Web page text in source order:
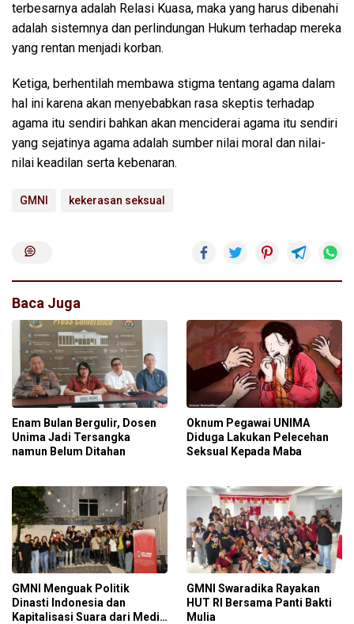
terbesarnya adalah Relasi Kuasa, maka yang harus dibenahi
adalah sistemnya dan perlindungan Hukum terhadap mereka
yang rentan menjadi korban.
Ketiga, berhentilah membawa stigma tentang agama dalam
hal ini karena akan menyebabkan rasa skeptis terhadap
agama itu sendiri bahkan akan menciderai agama itu sendiri
yang sejatinya agama adalah sumber nilai moral dan nilai-
nilai keadilan serta kebenaran.
GMNI kekerasan seksual
Baca Juga
Enam Bulan Bergulir, Dosen
Unima Jadi Tersangka
namun Belum Ditahan
Oknum Pegawai UNIMA
Diduga Lakukan Pelecehan
Seksual Kepada Maba
GMNI Menguak Politik
Dinasti Indonesia dan
Kapitalisasi Suara dari Media
GMNI Swaradika Rayakan
HUT RI Bersama Panti Bakti
Mulia